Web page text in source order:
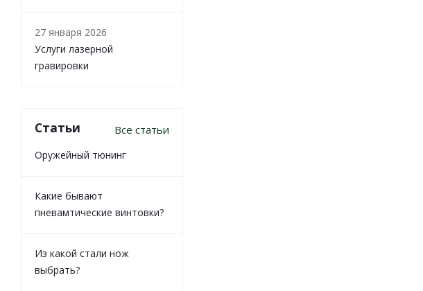
27 января 2026
Услуги лазерной
гравировки
Статьи Все статьи
Оружейный тюнинг
Какие бывают
пневамтические винтовки?
Из какой стали нож
выбрать?